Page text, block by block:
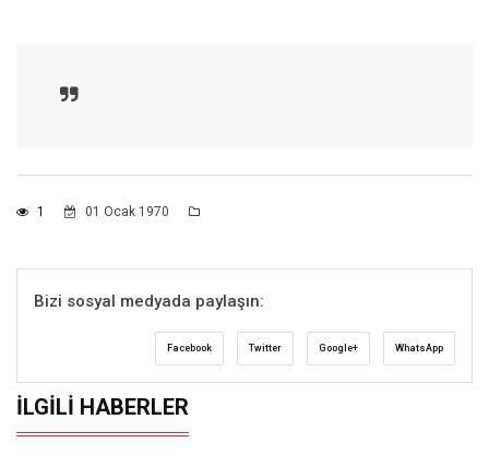
1 01 Ocak 1970
Bizi sosyal medyada paylaşın:
Facebook Twitter Google+ WhatsApp
İLGILI HABERLER